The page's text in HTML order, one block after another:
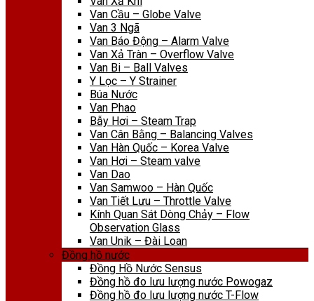
Van Cầu – Globe Valve
Van 3 Ngã
Van Báo Động – Alarm Valve
Van Xả Tràn – Overflow Valve
Van Bi – Ball Valves
Y Lọc – Y Strainer
Búa Nước
Van Phao
Bẫy Hơi – Steam Trap
Van Cân Bằng – Balancing Valves
Van Hàn Quốc – Korea Valve
Van Hơi – Steam valve
Van Dao
Van Samwoo – Hàn Quốc
Van Tiết Lưu – Throttle Valve
Kính Quan Sát Dòng Chảy – Flow
Observation Glass
Van Unik – Đài Loan
Đồng hồ nước
Đồng Hồ Nước Sensus
Đồng hồ đo lưu lượng nước Powogaz
Đồng hồ đo lưu lượng nước T-Flow